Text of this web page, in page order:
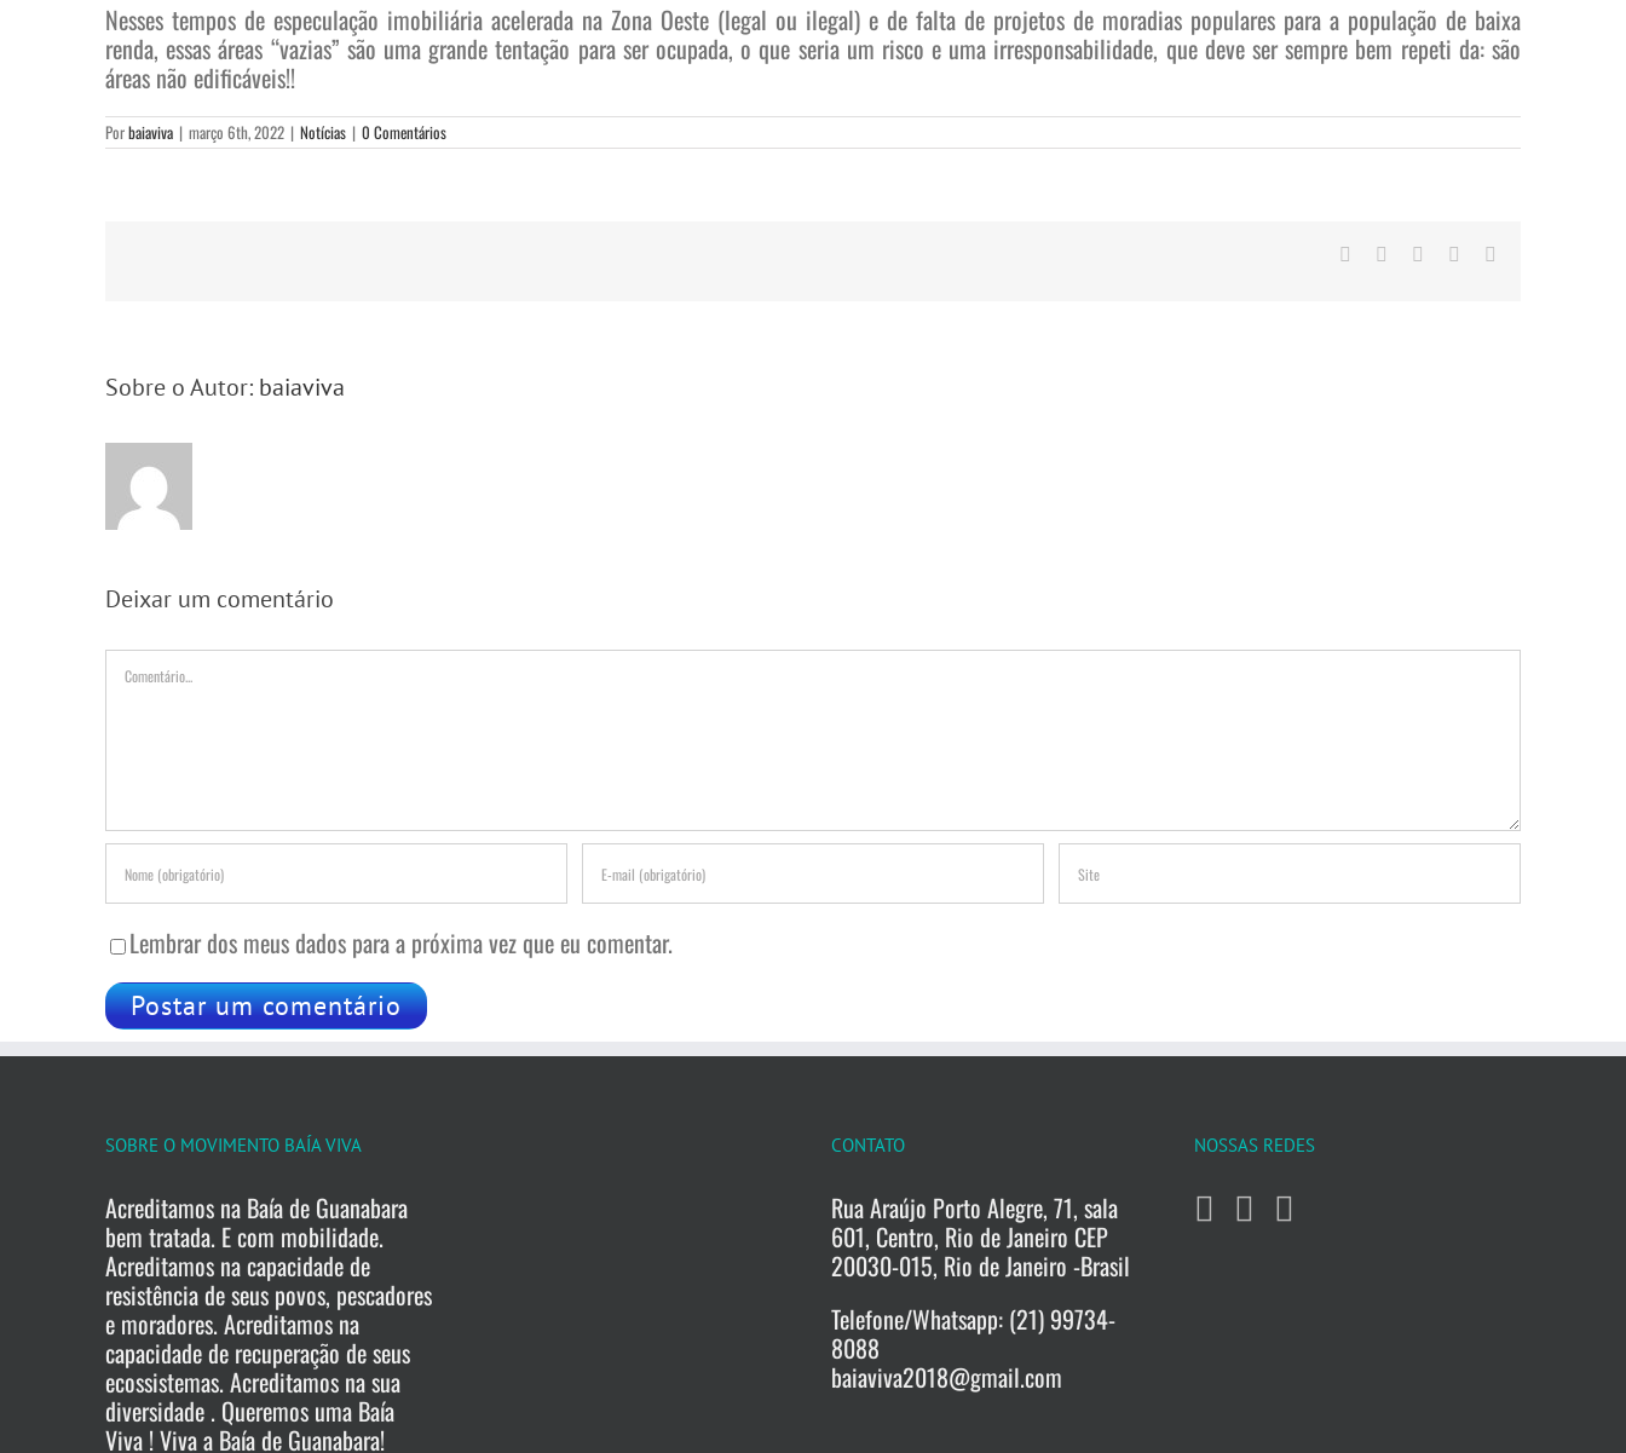
Nesses tempos de especulação imobiliária acelerada na Zona Oeste (legal ou ilegal) e de falta de projetos de moradias populares para a população de baixa
renda, essas áreas “vazias” são uma grande tentação para ser ocupada, o que seria um risco e uma irresponsabilidade, que deve ser sempre bem repeti da: são
áreas não edificáveis!!
Porbaiaviva | março 6th, 2022 | Notícias | 0 Comentários
Facebook
TwitterLinkedInWhatsApp
Sobre o Autor: baiaviva
Deixar um comentário
Comentário
Lembrar dos meus dados para a próxima vez que eu comentar.
SOBRE O MOVIMENTO BAÍA VIVA
Acreditamos na Baía de Guanabara
bem tratada. E com mobilidade.
Acreditamos na capacidade de
resistência de seus povos, pescadores
e moradores. Acreditamos na
capacidade de recuperação de seus
ecossistemas. Acreditamos na sua
diversidade . Queremos uma Baía
Viva ! Viva a Baía de Guanabara!
CONTATO
Rua Araújo Porto Alegre, 71, sala
601, Centro, Rio de Janeiro CEP
20030-015, Rio de Janeiro -Brasil
Telefone/Whatsapp: (21) 99734-
8088
baiaviva2018@gmail.com
NOSSAS REDES